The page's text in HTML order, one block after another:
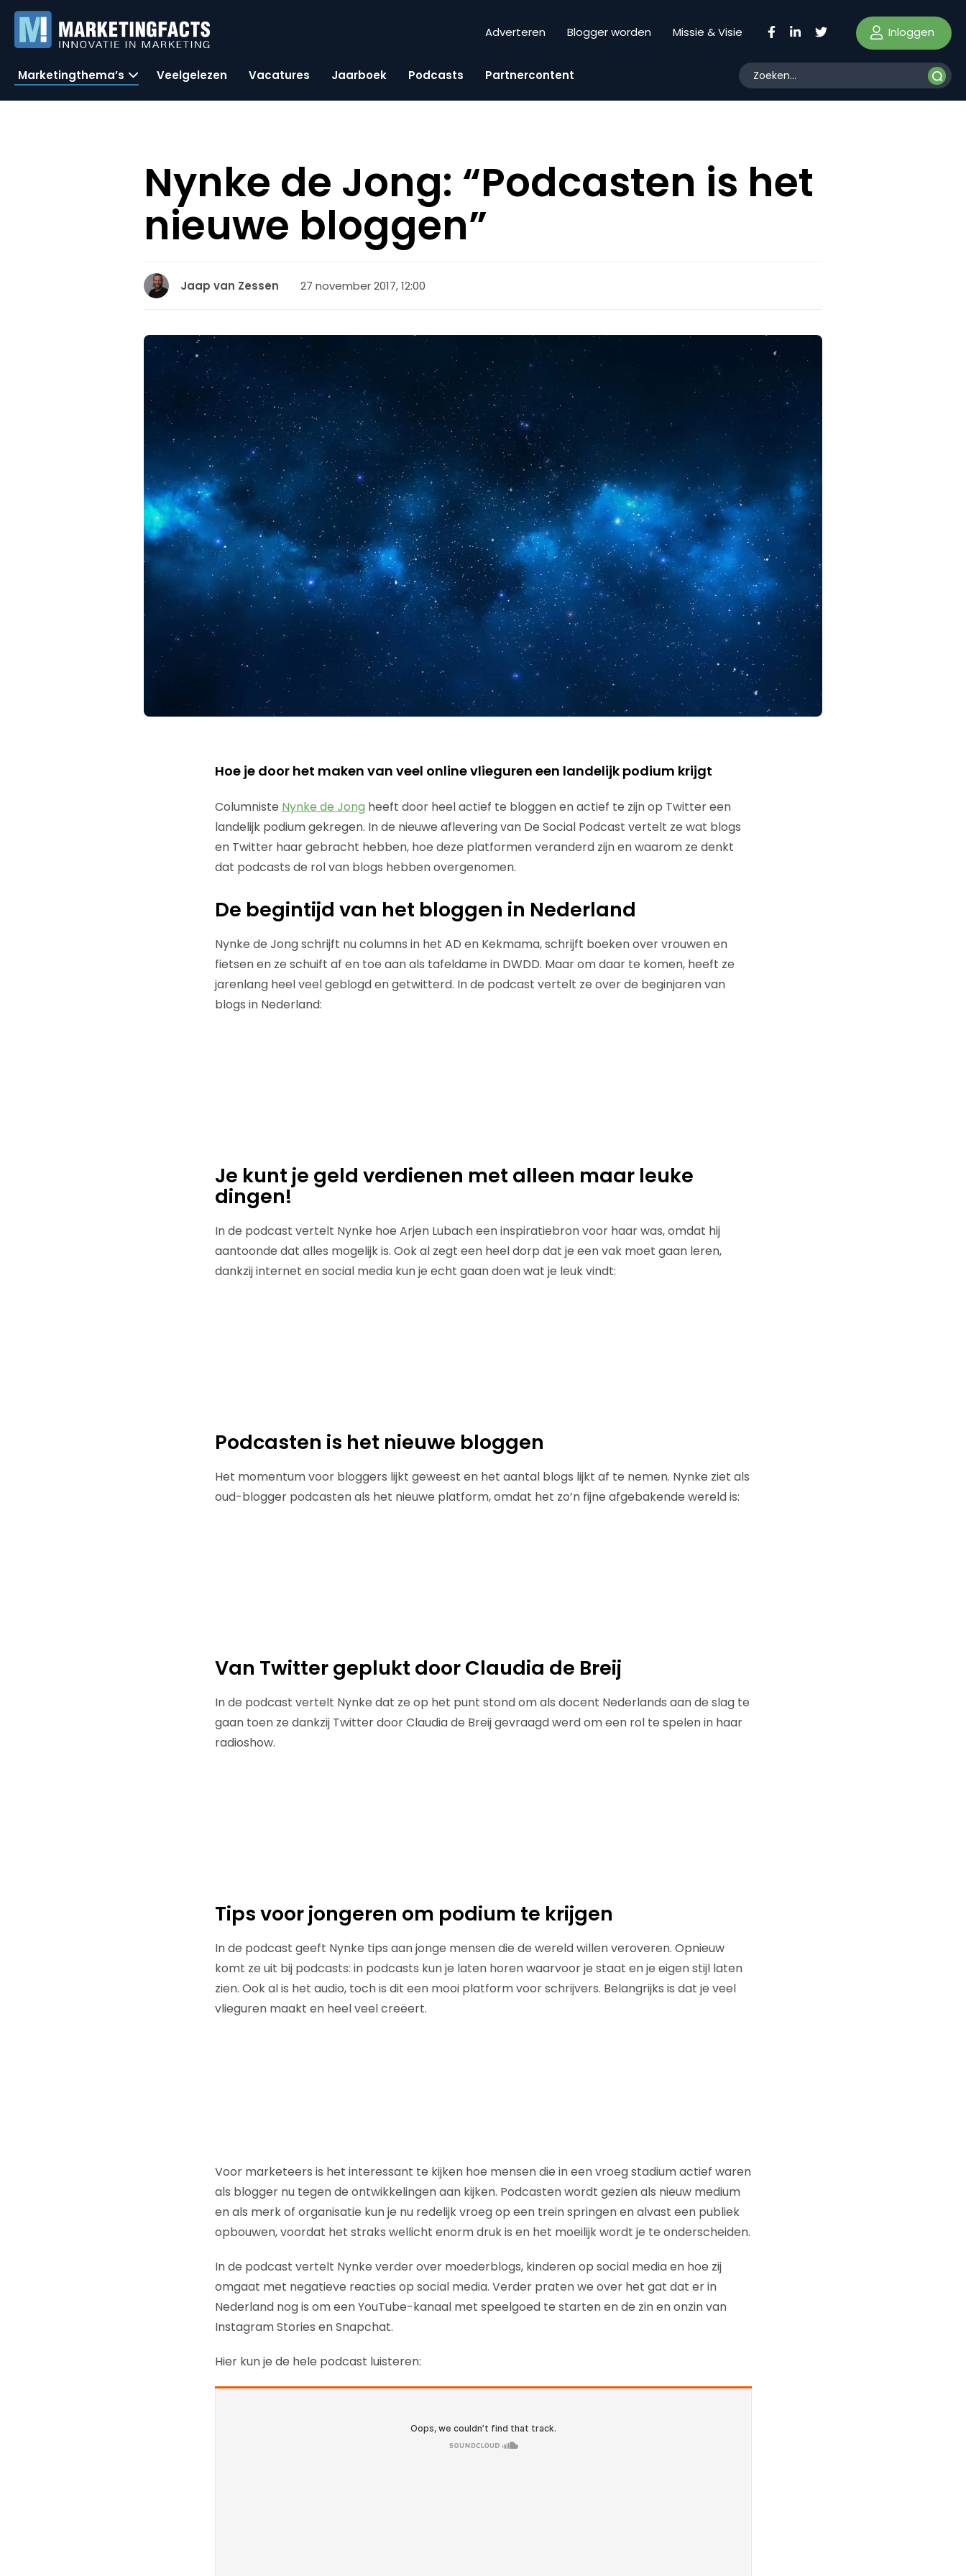
Adverteren Blogger worden Missie & Visie Inloggen
Marketingthema’s Veelgelezen Vacatures Jaarboek Podcasts Partnercontent
Nynke de Jong: “Podcasten is het
nieuwe bloggen”
Jaap van Zessen 27 november 2017, 12:00
Hoe je door het maken van veel online vlieguren een landelijk podium krijgt
Columniste Nynke de Jong heeft door heel actief te bloggen en actief te zijn op Twitter een
landelijk podium gekregen. In de nieuwe aflevering van De Social Podcast vertelt ze wat blogs
en Twitter haar gebracht hebben, hoe deze platformen veranderd zijn en waarom ze denkt
dat podcasts de rol van blogs hebben overgenomen.
De begintijd van het bloggen in Nederland
Nynke de Jong schrijft nu columns in het AD en Kekmama, schrijft boeken over vrouwen en
fietsen en ze schuift af en toe aan als tafeldame in DWDD. Maar om daar te komen, heeft ze
jarenlang heel veel geblogd en getwitterd. In de podcast vertelt ze over de beginjaren van
blogs in Nederland:
Je kunt je geld verdienen met alleen maar leuke
dingen!
In de podcast vertelt Nynke hoe Arjen Lubach een inspiratiebron voor haar was, omdat hij
aantoonde dat alles mogelijk is. Ook al zegt een heel dorp dat je een vak moet gaan leren,
dankzij internet en social media kun je echt gaan doen wat je leuk vindt:
Podcasten is het nieuwe bloggen
Het momentum voor bloggers lijkt geweest en het aantal blogs lijkt af te nemen. Nynke ziet als
oud-blogger podcasten als het nieuwe platform, omdat het zo’n fijne afgebakende wereld is:
Van Twitter geplukt door Claudia de Breij
In de podcast vertelt Nynke dat ze op het punt stond om als docent Nederlands aan de slag te
gaan toen ze dankzij Twitter door Claudia de Breij gevraagd werd om een rol te spelen in haar
radioshow.
Tips voor jongeren om podium te krijgen
In de podcast geeft Nynke tips aan jonge mensen die de wereld willen veroveren. Opnieuw
komt ze uit bij podcasts: in podcasts kun je laten horen waarvoor je staat en je eigen stijl laten
zien. Ook al is het audio, toch is dit een mooi platform voor schrijvers. Belangrijks is dat je veel
vlieguren maakt en heel veel creëert.
Voor marketeers is het interessant te kijken hoe mensen die in een vroeg stadium actief waren
als blogger nu tegen de ontwikkelingen aan kijken. Podcasten wordt gezien als nieuw medium
en als merk of organisatie kun je nu redelijk vroeg op een trein springen en alvast een publiek
opbouwen, voordat het straks wellicht enorm druk is en het moeilijk wordt je te onderscheiden.
In de podcast vertelt Nynke verder over moederblogs, kinderen op social media en hoe zij
omgaat met negatieve reacties op social media. Verder praten we over het gat dat er in
Nederland nog is om een YouTube-kanaal met speelgoed te starten en de zin en onzin van
Instagram Stories en Snapchat.
Hier kun je de hele podcast luisteren: